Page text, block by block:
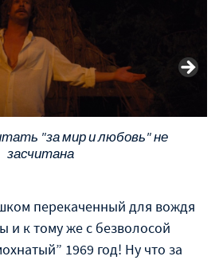
"за мир и любовь" не
засчитана
перекаченный для вождя
и к тому же с безволосой
1969 год! Ну что за